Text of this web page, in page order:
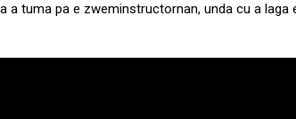
a tuma pa e zweminstructornan, unda cu a laga